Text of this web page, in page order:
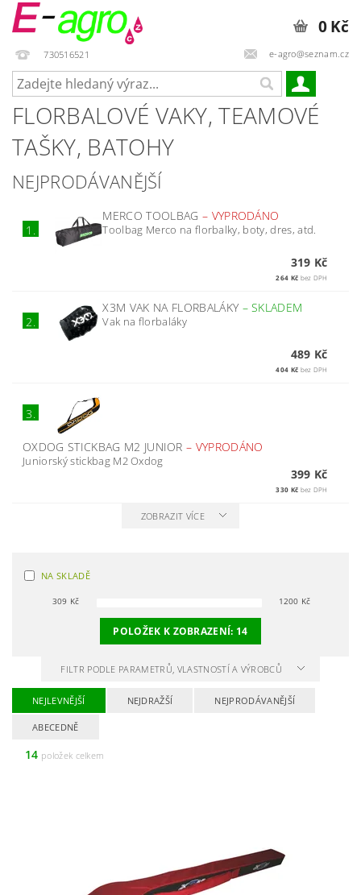
730516521 e-agro@seznam.cz
0 Kč
FLORBALOVÉ VAKY, TEAMOVÉ
TAŠKY, BATOHY
NEJPRODÁVANĚJŠÍ
1.
MERCO TOOLBAG – VYPRODÁNO
Toolbag Merco na florbalky, boty, dres, atd.
319 Kč
264 Kč bez DPH
2.
X3M VAK NA FLORBALÁKY –SKLADEM
Vak na florbaláky
489 Kč
404 Kč bez DPH
3.
OXDOG STICKBAG M2 JUNIOR– VYPRODÁNO
Juniorský stickbag M2 Oxdog
399 Kč
330 Kč bez DPH
ZOBRAZIT VÍCE
NA SKLADĚ
309 Kč 1200 Kč
POLOŽEK K ZOBRAZENÍ: 14
FILTR PODLE PARAMETRŮ, VLASTNOSTÍ A VÝROBCŮ
NEJLEVNĚJŠÍ NEJDRAŽŠÍ NEJPRODÁVANĚJŠÍ
ABECEDNĚ
14 položek celkem